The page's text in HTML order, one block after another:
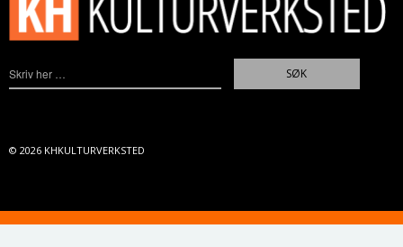
© 2026 KHKULTURVERKSTED